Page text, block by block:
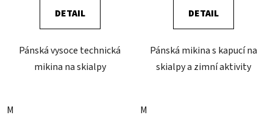
DETAIL
Pánská vysoce technická
mikina na skialpy
M
DETAIL
Pánská mikina s kapucí na
skialpy a zimní aktivity
M